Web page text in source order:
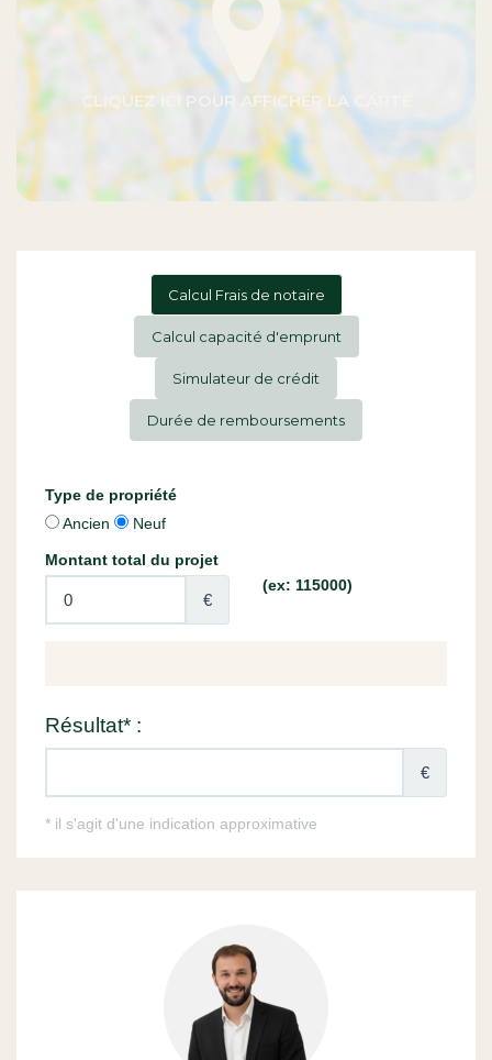
Calcul Frais de notaire
Calcul capacité d'emprunt
Simulateur de crédit
Durée de remboursements